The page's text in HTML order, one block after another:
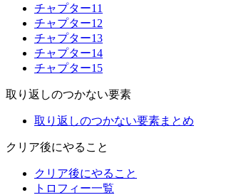
チャプター11
チャプター12
チャプター13
チャプター14
チャプター15
取り返しのつかない要素
取り返しのつかない要素まとめ
クリア後にやること
クリア後にやること
トロフィー一覧